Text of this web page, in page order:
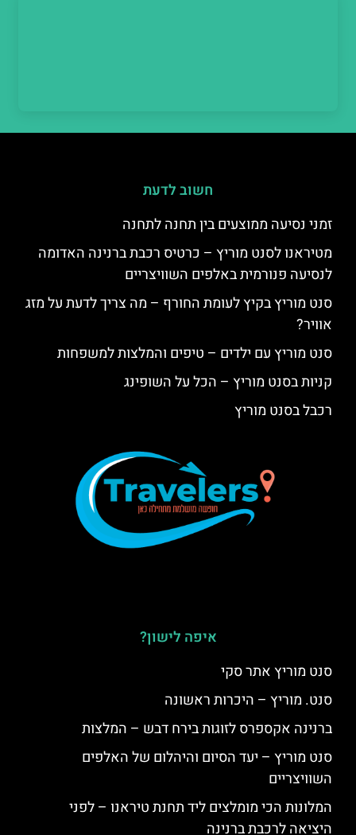
חשוב לדעת
זמני נסיעה ממוצעים בין תחנה לתחנה
מטיראנו לסנט מוריץ – כרטיס רכבת ברנינה האדומה
לנסיעה פנורמית באלפים השוויצריים
סנט מוריץ בקיץ לעומת החורף – מה צריך לדעת על מזג
אוויר?
סנט מוריץ עם ילדים – טיפים והמלצות למשפחות
קניות בסנט מוריץ – הכל על השופינג
רכבל בסנט מוריץ
איפה לישון?
סנט מוריץ אתר סקי
סנט. מוריץ – היכרות ראשונה
ברנינה אקספרס לזוגות בירח דבש – המלצות
סנט מוריץ – יעד הסיום והיהלום של האלפים
השוויצריים
המלונות הכי מומלצים ליד תחנת טיראנו – לפני
היציאה לרכבת ברנינה